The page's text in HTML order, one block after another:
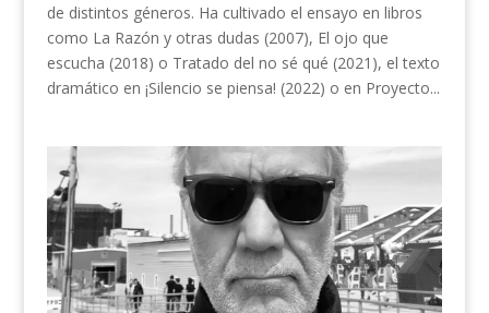
de distintos géneros. Ha cultivado el ensayo en libros
como La Razón y otras dudas (2007), El ojo que
escucha (2018) o Tratado del no sé qué (2021), el texto
dramático en ¡Silencio se piensa! (2022) o en Proyecto...